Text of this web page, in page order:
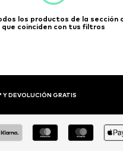
los productos de la sección
que coinciden con tus filtros
HASTA 30 DÍAS